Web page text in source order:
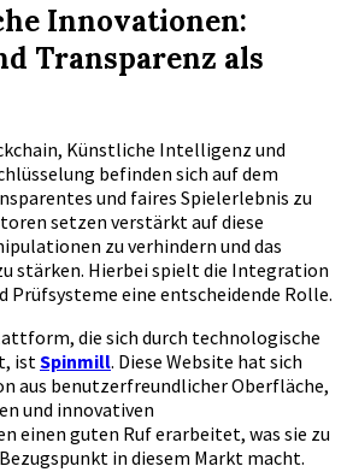
Innovationen:
Transparenz als
Künstliche Intelligenz und
befinden sich auf dem
und faires Spielerlebnis zu
setzen verstärkt auf diese
zu verhindern und das
stärken. Hierbei spielt die Integration
Prüfsysteme eine entscheidende Rolle.
die sich durch technologische
istSpinmill. Diese Website hat sich
aus benutzerfreundlicher Oberfläche,
und innovativen
einen guten Ruf erarbeitet, was sie zu
in diesem Markt macht.